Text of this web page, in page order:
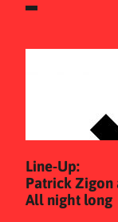
Line-Up:
Patrick Zigon
All night long